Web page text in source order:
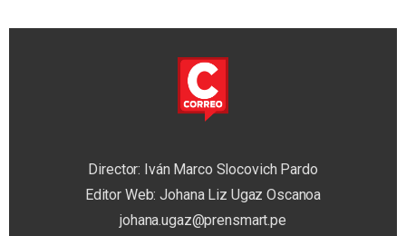
Director: Iván Marco Slocovich Pardo
Editor Web: Johana Liz Ugaz Oscanoa
johana.ugaz@prensmart.pe